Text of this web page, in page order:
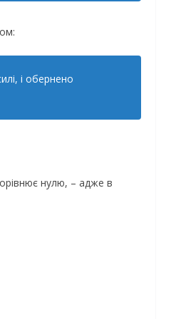
і обернено
нулю, – адже в